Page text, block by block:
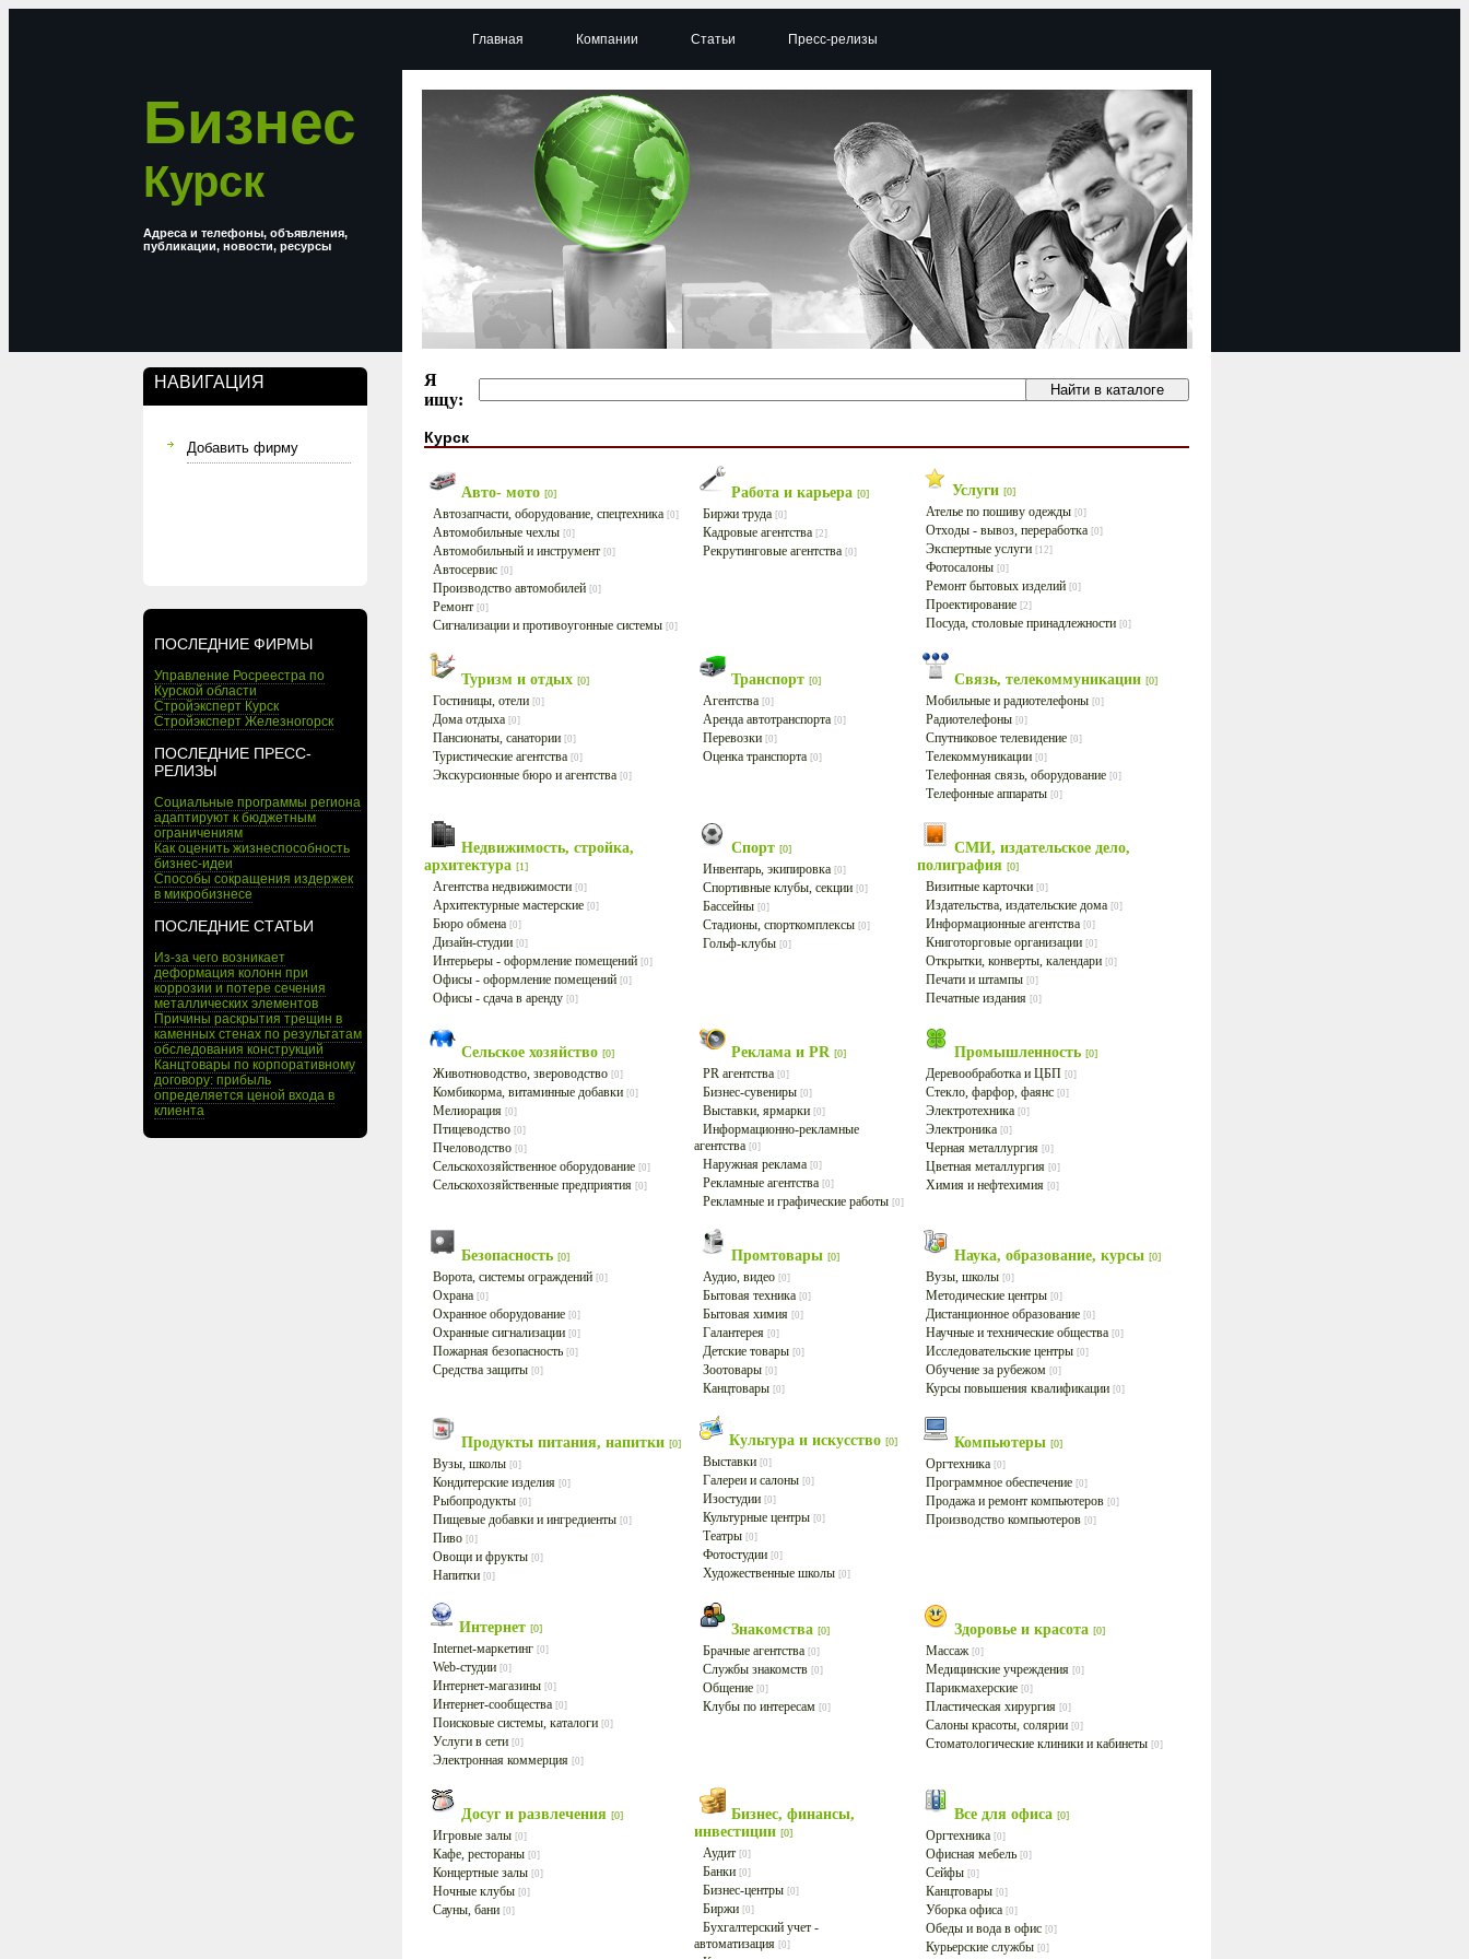
Бизнес
Курск
Адреса и телефоны, объявления,
публикации, новости, ресурсы
НАВИГАЦИЯ
Добавить фирму
ПОСЛЕДНИЕ ФИРМЫ
Управление Росреестра по
Курской области
Стройэксперт Курск
Стройэксперт Железногорск
ПОСЛЕДНИЕ ПРЕСС-
РЕЛИЗЫ
Социальные программы региона
адаптируют к бюджетным
ограничениям
Как оценить жизнеспособность
бизнес-идеи
Способы сокращения издержек
в микробизнесе
ПОСЛЕДНИЕ СТАТЬИ
Из-за чего возникает
деформация колонн при
коррозии и потере сечения
металлических элементов
Причины раскрытия трещин в
каменных стенах по результатам
обследования конструкций
Канцтовары по корпоративному
договору: прибыль
определяется ценой входа в
клиента
Главная Компании Статьи Пресс-релизы
Я
ищу:
Курск
Авто- мото [0]
Автозапчасти, оборудование, спецтехника [0]
Автомобильные чехлы [0]
Автомобильный и инструмент [0]
Автосервис [0]
Производство автомобилей [0]
Ремонт [0]
Сигнализации и противоугонные системы [0]
Работа и карьера [0]
Биржи труда [0]
Кадровые агентства [2]
Рекрутинговые агентства [0]
Услуги [0]
Ателье по пошиву одежды [0]
Отходы - вывоз, переработка [0]
Экспертные услуги [12]
Фотосалоны [0]
Ремонт бытовых изделий [0]
Проектирование [2]
Посуда, столовые принадлежности [0]
Туризм и отдых [0]
Гостиницы, отели [0]
Дома отдыха [0]
Пансионаты, санатории [0]
Туристические агентства [0]
Экскурсионные бюро и агентства [0]
Транспорт [0]
Агентства [0]
Аренда автотранспорта [0]
Перевозки [0]
Оценка транспорта [0]
Связь, телекоммуникации [0]
Мобильные и радиотелефоны [0]
Радиотелефоны [0]
Спутниковое телевидение [0]
Телекоммуникации [0]
Телефонная связь, оборудование [0]
Телефонные аппараты [0]
Недвижимость, стройка,
архитектура [1]
Агентства недвижимости [0]
Архитектурные мастерские [0]
Бюро обмена [0]
Дизайн-студии [0]
Интерьеры - оформление помещений [0]
Офисы - оформление помещений [0]
Офисы - сдача в аренду [0]
Спорт [0]
Инвентарь, экипировка [0]
Спортивные клубы, секции [0]
Бассейны [0]
Стадионы, спорткомплексы [0]
Гольф-клубы [0]
СМИ, издательское дело,
полиграфия [0]
Визитные карточки [0]
Издательства, издательские дома [0]
Информационные агентства [0]
Книготорговые организации [0]
Открытки, конверты, календари [0]
Печати и штампы [0]
Печатные издания [0]
Сельское хозяйство [0]
Животноводство, звероводство [0]
Комбикорма, витаминные добавки [0]
Мелиорация [0]
Птицеводство [0]
Пчеловодство [0]
Сельскохозяйственное оборудование [0]
Сельскохозяйственные предприятия [0]
Реклама и PR [0]
PR агентства [0]
Бизнес-сувениры [0]
Выставки, ярмарки [0]
Информационно-рекламные
агентства [0]
Наружная реклама [0]
Рекламные агентства [0]
Рекламные и графические работы [0]
Промышленность [0]
Деревообработка и ЦБП [0]
Стекло, фарфор, фаянс [0]
Электротехника [0]
Электроника [0]
Черная металлургия [0]
Цветная металлургия [0]
Химия и нефтехимия [0]
Безопасность [0]
Ворота, системы ограждений [0]
Охрана [0]
Охранное оборудование [0]
Охранные сигнализации [0]
Пожарная безопасность [0]
Средства защиты [0]
Промтовары [0]
Аудио, видео [0]
Бытовая техника [0]
Бытовая химия [0]
Галантерея [0]
Детские товары [0]
Зоотовары [0]
Канцтовары [0]
Наука, образование, курсы [0]
Вузы, школы [0]
Методические центры [0]
Дистанционное образование [0]
Научные и технические общества [0]
Исследовательские центры [0]
Обучение за рубежом [0]
Курсы повышения квалификации [0]
Продукты питания, напитки [0]
Вузы, школы [0]
Кондитерские изделия [0]
Рыбопродукты [0]
Пищевые добавки и ингредиенты [0]
Пиво [0]
Овощи и фрукты [0]
Напитки [0]
Культура и искусство [0]
Выставки [0]
Галереи и салоны [0]
Изостудии [0]
Культурные центры [0]
Театры [0]
Фотостудии [0]
Художественные школы [0]
Компьютеры [0]
Оргтехника [0]
Программное обеспечение [0]
Продажа и ремонт компьютеров [0]
Производство компьютеров [0]
Интернет [0]
Internet-маркетинг [0]
Web-студии [0]
Интернет-магазины [0]
Интернет-сообщества [0]
Поисковые системы, каталоги [0]
Услуги в сети [0]
Электронная коммерция [0]
Знакомства [0]
Брачные агентства [0]
Службы знакомств [0]
Общение [0]
Клубы по интересам [0]
Здоровье и красота [0]
Массаж [0]
Медицинские учреждения [0]
Парикмахерские [0]
Пластическая хирургия [0]
Салоны красоты, солярии [0]
Стоматологические клиники и кабинеты [0]
Досуг и развлечения [0]
Игровые залы [0]
Кафе, рестораны [0]
Концертные залы [0]
Ночные клубы [0]
Сауны, бани [0]
Бизнес, финансы,
инвестиции [0]
Аудит [0]
Банки [0]
Бизнес-центры [0]
Биржи [0]
Бухгалтерский учет -
автоматизация [0]
Все для офиса [0]
Оргтехника [0]
Офисная мебель [0]
Сейфы [0]
Канцтовары [0]
Уборка офиса [0]
Обеды и вода в офис [0]
Курьерские службы [0]